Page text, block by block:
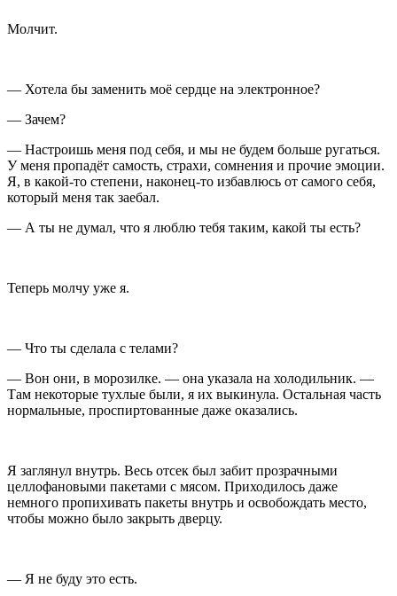
Молчит.
— Хотела бы заменить моё сердце на электронное?
— Зачем?
— Настроишь меня под себя, и мы не будем больше ругаться.
У меня пропадёт самость, страхи, сомнения и прочие эмоции.
Я, в какой-то степени, наконец-то избавлюсь от самого себя,
который меня так заебал.
— А ты не думал, что я люблю тебя таким, какой ты есть?
Теперь молчу уже я.
— Что ты сделала с телами?
— Вон они, в морозилке. — она указала на холодильник. —
Там некоторые тухлые были, я их выкинула. Остальная часть
нормальные, проспиртованные даже оказались.
Я заглянул внутрь. Весь отсек был забит прозрачными
целлофановыми пакетами с мясом. Приходилось даже
немного пропихивать пакеты внутрь и освобождать место,
чтобы можно было закрыть дверцу.
— Я не буду это есть.